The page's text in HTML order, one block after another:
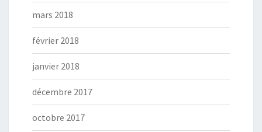
mars 2018
février 2018
janvier 2018
décembre 2017
octobre 2017